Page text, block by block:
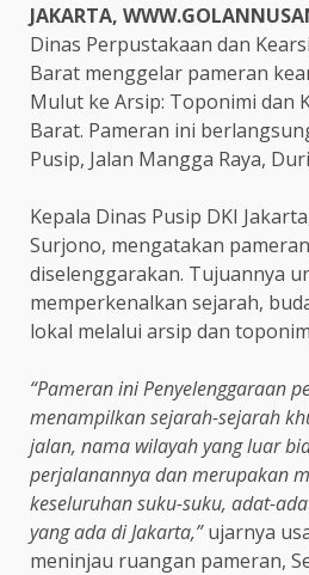
JAKARTA,
Dinas Perpustakaan dan
Barat menggelar pameran
Mulut ke Arsip: Toponimi dan
Barat. Pameran ini
Pusip, Jalan Mangga Raya,
Kepala Dinas Pusip DKI
Surjono, mengatakan
diselenggarakan. Tujuannya
memperkenalkan sejarah,
lokal melalui arsip dan
“Pameran ini Penyelenggaraan
menampilkan sejarah-sejarah
jalan, nama wilayah yang luar
perjalanannya dan merupakan
keseluruhan suku-suku, adat-
yang ada di Jakarta,”ujarnya
meninjau ruangan pameran,